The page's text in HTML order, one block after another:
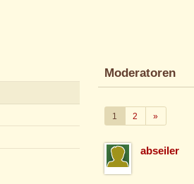
Moderatoren
1 2 »Weiter
abseiler